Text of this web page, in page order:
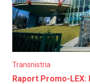
Transnistria
Raport Promo-LEX: